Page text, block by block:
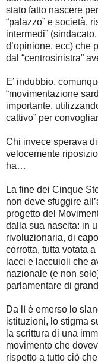
stato fatto nascere
“palazzo” e società,
intermedi”
d’opinione, ecc) che
dal “centrosinistra”
E’ indubbio,
“movimentazione
importante,
cattivo” per
Chi invece sperava di
velocemente
ha…
La fine dei Cinque
non deve sfuggire
progetto del
dalla sua nascita: in
rivoluzionaria, di
corrotta, tutta votata
lacci e laccuioli che
nazionale (e non
parlamentare di
Da lì è emerso lo
istituzioni, lo stigma
la scrittura di una
movimento che
rispetto a tutto ciò